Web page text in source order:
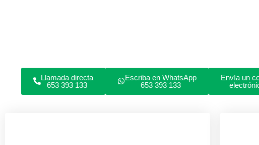
Llamada directa
653 393 133
Escriba en WhatsApp
653 393 133
Envía un